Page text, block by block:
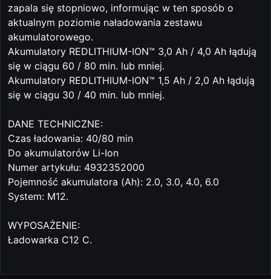
zapala się stopniowo, informując w ten sposób o
aktualnym poziomie naładowania zestawu
akumulatorowego.
Akumulatory REDLITHIUM-ION™ 3,0 Ah / 4,0 Ah łądują
się w ciągu 60 / 80 min. lub mniej.
Akumulatory REDLITHIUM-ION™ 1,5 Ah / 2,0 Ah łądują
się w ciągu 30 / 40 min. lub mniej.
DANE TECHNICZNE:
Czas ładowania: 40/80 min
Do akumulatorów Li-Ion
Numer artykułu: 4932352000
Pojemność akumulatora (Ah): 2.0, 3.0, 4.0, 6.0
System: M12.
WYPOSAŻENIE:
Ładowarka C12 C.